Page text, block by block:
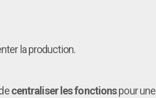
la production.
centraliser les fonctionspour une